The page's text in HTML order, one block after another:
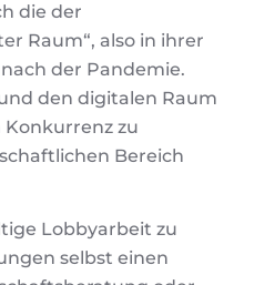
die der
Raum“, also in ihrer
der Pandemie.
den digitalen Raum
zu
Bereich
Lobbyarbeit zu
selbst einen